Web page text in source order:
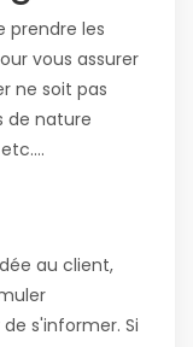
prendre les
vous assurer
ne soit pas
de nature
au client,
s'informer. Si